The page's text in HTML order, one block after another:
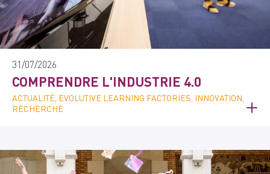
31/07/2026
COMPRENDRE L'INDUSTRIE 4.0
ACTUALITÉ, EVOLUTIVE LEARNING FACTORIES, INNOVATION,
RECHERCHE